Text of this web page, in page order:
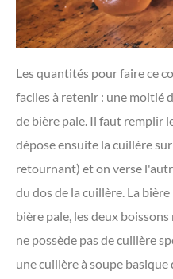
Les quantités pour faire ce
faciles à retenir : une moitié
de bière pale. Il faut remplir
dépose ensuite la cuillère
retournant) et on verse
du dos de la cuillère. La
bière pale, les deux
ne possède pas de cuillère
une cuillère à soupe